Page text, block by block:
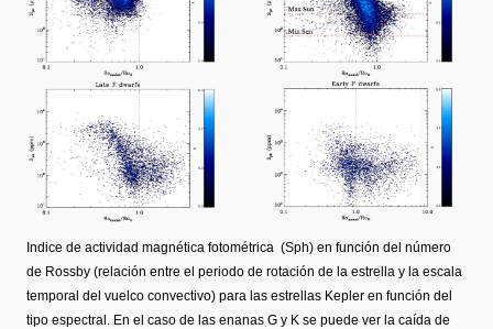
Indice de actividad magnética fotométrica (Sph) en función del número
de Rossby (relación entre el periodo de rotación de la estrella y la escala
temporal del vuelco convectivo) para las estrellas Kepler en función del
tipo espectral. En el caso de las enanas G y K se puede ver la caída de